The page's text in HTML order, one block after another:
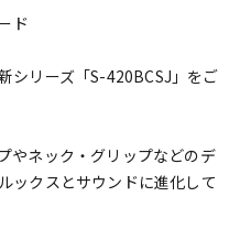
ド
シリーズ「S-420BCSJ」をご
やネック・グリップなどのデ
ックスとサウンドに進化して